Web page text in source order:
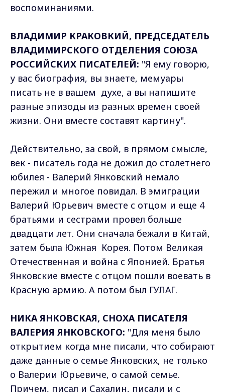
воспоминаниями.
ВЛАДИМИР КРАКОВКИЙ, ПРЕДСЕДАТЕЛЬ
ВЛАДИМИРСКОГО ОТДЕЛЕНИЯ СОЮЗА
РОССИЙСКИХ ПИСАТЕЛЕЙ: "Я ему говорю,
у вас биография, вы знаете, мемуары
писать не в вашем духе, а вы напишите
разные эпизоды из разных времен своей
жизни. Они вместе составят картину".
Действительно, за свой, в прямом смысле,
век - писатель года не дожил до столетнего
юбилея - Валерий Янковский немало
пережил и многое повидал. В эмиграции
Валерий Юрьевич вместе с отцом и еще 4
братьями и сестрами провел больше
двадцати лет. Они сначала бежали в Китай,
затем была Южная Корея. Потом Великая
Отечественная и война с Японией. Братья
Янковские вместе с отцом пошли воевать в
Красную армию. А потом был ГУЛАГ.
НИКА ЯНКОВСКАЯ, СНОХА ПИСАТЕЛЯ
ВАЛЕРИЯ ЯНКОВСКОГО: "Для меня было
открытием когда мне писали, что собирают
даже данные о семье Янковских, не только
о Валерии Юрьевиче, о самой семье.
Причем, писал и Сахалин, писали и с